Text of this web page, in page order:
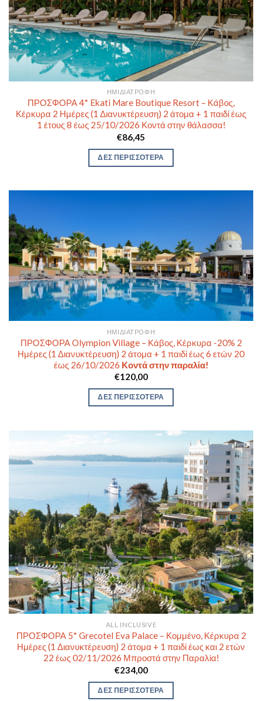
ΗΜΙΔΙΑΤΡΟΦΉ
ΠΡΟΣΦΟΡΑ 4* Ekati Mare Boutique Resort – Κάβος,
Κέρκυρα 2 Ημέρες (1 Διανυκτέρευση) 2 άτομα + 1 παιδί έως
1 έτους 8 έως 25/10/2026 Κοντά στην θάλασσα!
€86,45
ΔΕΣ ΠΕΡΙΣΣΟΤΕΡΑ
ΗΜΙΔΙΑΤΡΟΦΉ
ΠΡΟΣΦΟΡΑ Olympion Village – Κάβος, Κέρκυρα -20% 2
Ημέρες (1 Διανυκτέρευση) 2 άτομα + 1 παιδί έως 6 ετών 20
έως 26/10/2026 Κοντά στην παραλία!
€120,00
ΔΕΣ ΠΕΡΙΣΣΟΤΕΡΑ
ALL INCLUSIVE
ΠΡΟΣΦΟΡΑ 5* Grecotel Eva Palace – Κομμένο, Κέρκυρα 2
Ημέρες (1 Διανυκτέρευση) 2 άτομα + 1 παιδί έως και 2 ετών
22 έως 02/11/2026 Μπροστά στην Παραλία!
€234,00
ΔΕΣ ΠΕΡΙΣΣΟΤΕΡΑ